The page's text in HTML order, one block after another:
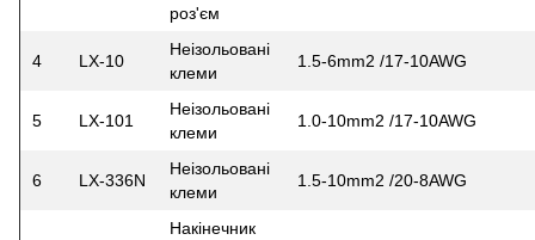
роз'єм
4 LX-10
Неізольовані
клеми
1.5-6mm2 /17-10AWG
5 LX-101
Неізольовані
клеми
1.0-10mm2 /17-10AWG
6 LX-336N
Неізольовані
клеми
1.5-10mm2 /20-8AWG
Накінечник